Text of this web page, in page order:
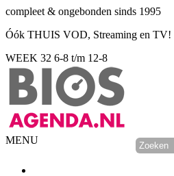
compleet & ongebonden sinds 1995
Óók THUIS VOD, Streaming en TV!
WEEK 32 6-8 t/m 12-8
MENU